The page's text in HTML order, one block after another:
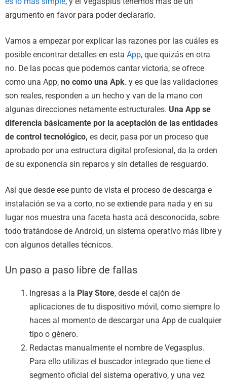
argumento en favor para poder declararlo.
Vamos a empezar por explicar las razones por las cuáles es
posible encontrar detalles en esta App, que quizás en otra
no. De las pocas que podemos cantar victoria, se ofrece
como una App, no como una Apk. y es que las validaciones
son reales, responden a un hecho y van de la mano con
algunas direcciones netamente estructurales. Una App se
diferencia básicamente por la aceptación de las entidades
de control tecnológico, es decir, pasa por un proceso que
aprobado por una estructura digital profesional, da la orden
de su exponencia sin reparos y sin detalles de resguardo.
Así que desde ese punto de vista el proceso de descarga e
instalación se va a corto, no se extiende para nada y en su
lugar nos muestra una faceta hasta acá desconocida, sobre
todo tratándose de Android, un sistema operativo más libre y
con algunos detalles técnicos.
Un paso a paso libre de fallas
Ingresas a la Play Store, desde el cajón de
aplicaciones de tu dispositivo móvil, como siempre lo
haces al momento de descargar una App de cualquier
tipo o género.
Redactas manualmente el nombre de Vegasplus.
Para ello utilizas el buscador integrado que tiene el
segmento oficial del sistema operativo, y una vez